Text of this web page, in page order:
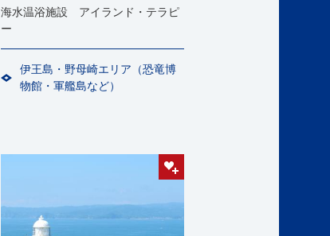
海水温浴施設 アイランド・テラピ
ー
伊王島・野母崎エリア（恐竜博
物館・軍艦島など）